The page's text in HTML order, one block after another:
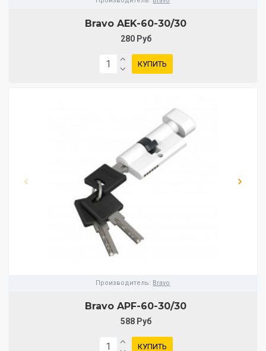
Bravo AЕK-60-30/30
280 Руб
КУПИТЬ
Производитель: Bravo
Bravo AРF-60-30/30
588 Руб
КУПИТЬ